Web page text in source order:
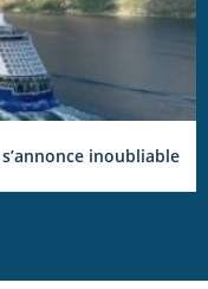
inoubliable